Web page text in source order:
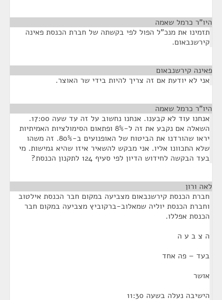
היו"ר כרמל שאמה
תזמינו את מנכ"ל הפול לפי בקשתה של חברת הכנסת פאינה
קירשנבאום.
פאינה קירשנבאום
אני לא יודעת אם זה צריך להיות בידי שר האוצר.
היו"ר כרמל שאמה
אנחנו עוד לא קבענו. אנחנו נחשוב על זה עד שעה 17:00.
השאלה אם נקבע את זה ל-8% ופתאום הסימולציות האמיתיות
יראו שהורדנו את הביטוח של האופנועים ב-80%. זה משהו
שלא התכוונו אליו. אני מבקש להשאיר איזו שהיא גמישות. מי
בעד הבקשה לחידוש הדיון לפי סעיף 124 לתקנון הכנסת?
לאה ורון
חברת הכנסת קירשנבאום מצביעה במקום חבר הכנסת אילטוב
וחברת הכנסת יוליה שמאלוב-ברקוביץ מצביעה במקום חבר
הכנסת אפללו.
ה צ ב ע ה
בעד – פה אחד
אושר
הישיבה נעלה בשעה 11:30